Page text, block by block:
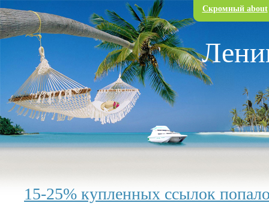
Перейти к основному содержанию Скромный about
15-25% купленных ссылок